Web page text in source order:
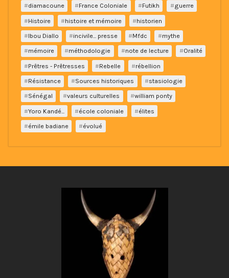
diamacoune
France Coloniale Futikh
guerre
Histoire
histoire et mémoire
historien
Ibou Diallo
incivile... presse Mfdc
mythe
mémoire
méthodologie note de lecture
Oralité
Prêtres - Prêtresses
Rebelle
rébellion
Résistance
Sources historiques
stasiologie
Sénégal
valeurs culturelles
william ponty
Yoro Kandé...
école coloniale
élites
émile badiane
évolué